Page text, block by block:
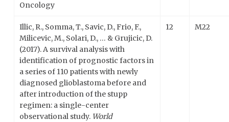
Oncology
Illic, R., Somma, T., Savic, D., Frio, F.,
Milicevic, M., Solari, D., … & Grujicic, D.
(2017). A survival analysis with
identification of prognostic factors in
a series of 110 patients with newly
diagnosed glioblastoma before and
after introduction of the stupp
regimen: a single-center
observational study. World
12 M22